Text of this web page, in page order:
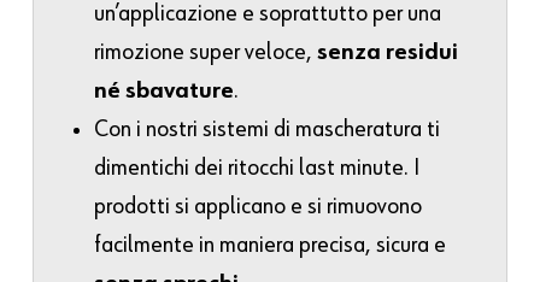
un’applicazione e soprattutto per una
rimozione super veloce,senza residui
né sbavature.
Con i nostri sistemi di mascheratura ti
dimentichi dei ritocchi last minute. I
prodotti si applicano e si rimuovono
facilmente in maniera precisa, sicura e